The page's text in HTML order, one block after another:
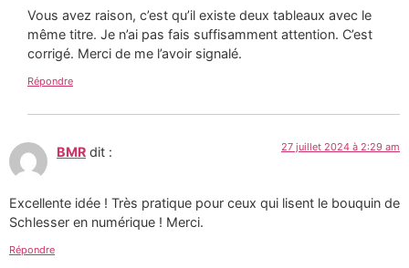
Vous avez raison, c’est qu’il existe deux tableaux avec le
même titre. Je n’ai pas fais suffisamment attention. C’est
corrigé. Merci de me l’avoir signalé.
Répondre
BMR dit : 27 juillet 2024 à 2:29 am
Excellente idée ! Très pratique pour ceux qui lisent le bouquin de
Schlesser en numérique ! Merci.
Répondre